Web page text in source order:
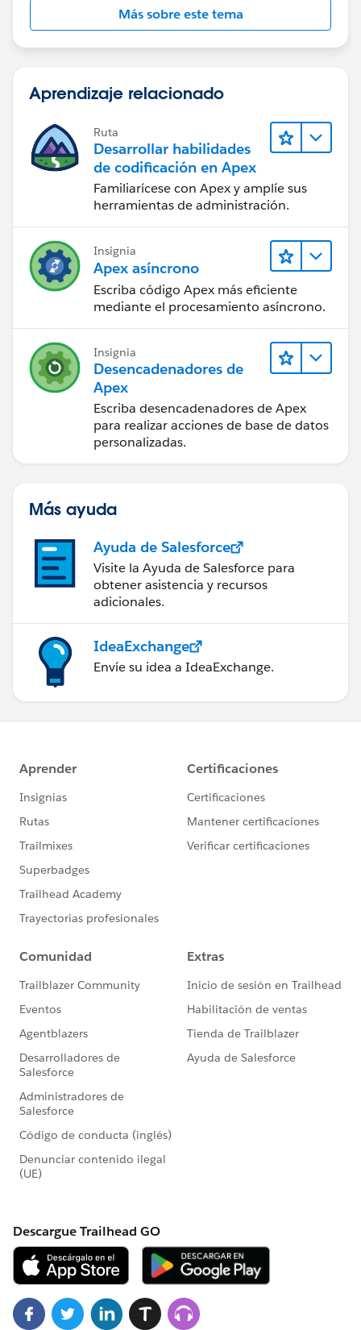
Más sobre este tema
Aprendizaje relacionado
Ruta
Desarrollar habilidades
de codificación en Apex
Familiarícese con Apex y amplíe sus
herramientas de administración.
Insignia
Apex asíncrono
Escriba código Apex más eficiente
mediante el procesamiento asíncrono.
Insignia
Desencadenadores de
Apex
Escriba desencadenadores de Apex
para realizar acciones de base de datos
personalizadas.
Más ayuda
Ayuda de Salesforce
Visite la Ayuda de Salesforce para
obtener asistencia y recursos
adicionales.
IdeaExchange
Envíe su idea a IdeaExchange.